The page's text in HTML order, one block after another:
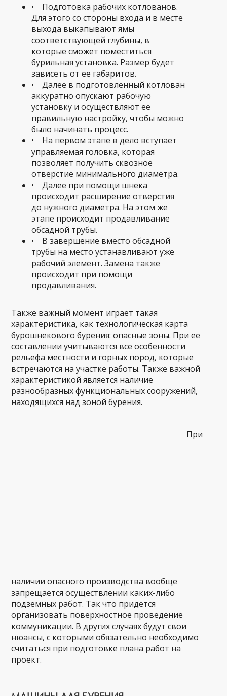
• Подготовка рабочих котлованов.
Для этого со стороны входа и в месте
выхода выкапывают ямы
соответствующей глубины, в
которые сможет поместиться
бурильная установка. Размер будет
зависеть от ее габаритов.
• Далее в подготовленный котлован
аккуратно опускают рабочую
установку и осуществляют ее
правильную настройку, чтобы можно
было начинать процесс.
• На первом этапе в дело вступает
управляемая головка, которая
позволяет получить сквозное
отверстие минимального диаметра.
• Далее при помощи шнека
происходит расширение отверстия
до нужного диаметра. На этом же
этапе происходит продавливание
обсадной трубы.
• В завершение вместо обсадной
трубы на место устанавливают уже
рабочий элемент. Замена также
происходит при помощи
продавливания.
Также важный момент играет такая
характеристика, как технологическая карта
бурошнекового бурения: опасные зоны. При ее
составлении учитываются все особенности
рельефа местности и горных пород, которые
встречаются на участке работы. Также важной
характеристикой является наличие
разнообразных функциональных сооружений,
находящихся над зоной бурения.
При
наличии опасного производства вообще
запрещается осуществлении каких-либо
подземных работ. Так что придется
организовать поверхностное проведение
коммуникации. В других случаях будут свои
нюансы, с которыми обязательно необходимо
считаться при подготовке плана работ на
проект.